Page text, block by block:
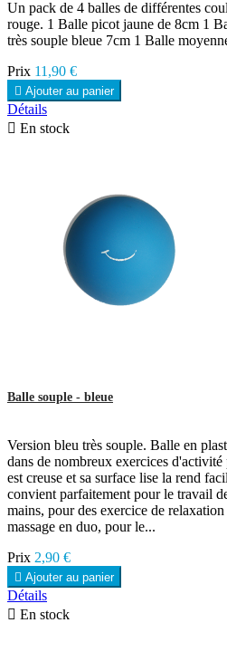
Un pack de 4 balles de différentes
rouge. 1 Balle picot jaune de 8cm 1
très souple bleue 7cm 1 Balle
Prix 11,90 €
 Ajouter au panier
Détails
 En stock
Balle souple - bleue
Version bleu très souple. Balle en
dans de nombreux exercices
est creuse et sa surface lise la rend
convient parfaitement pour le travail
mains, pour des exercice de
massage en duo, pour le...
Prix 2,90 €
 Ajouter au panier
Détails
 En stock